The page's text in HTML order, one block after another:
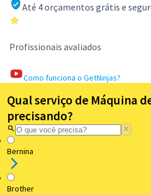
Até 4 orçamentos grátis e
Profissionais avaliados
Como funciona o GetNinjas?
Qual serviço de Máquina
precisando?
Bernina
Brother